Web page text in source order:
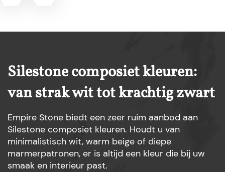
Silestone composiet kleuren:
van strak wit tot krachtig zwart
Empire Stone biedt een zeer ruim aanbod aan
Silestone composiet kleuren. Houdt u van
minimalistisch wit, warm beige of diepe
marmerpatronen, er is altijd een kleur die bij uw
smaak en interieur past.